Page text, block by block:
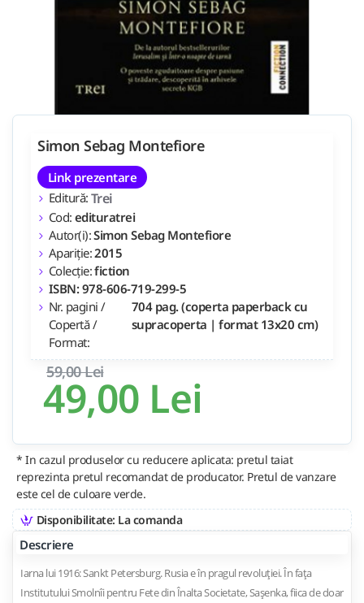
49,00 Lei
59,00 Lei
Simon Sebag Montefiore
Link prezentare
Editură: Trei
Cod: edituratrei
Autor(i):Simon Sebag Montefiore
Apariție:2015
Colecție:fiction
ISBN: 978-606-719-299-5
Nr. pagini /
Copertă /
Format:
704 pag. (coperta paperback cu
supracoperta | format 13x20 cm)
* In cazul produselor cu reducere aplicata: pretul taiat
reprezinta pretul recomandat de producator. Pretul de vanzare
este cel de culoare verde.
Disponibilitate: La comanda
Descriere
Iarna lui 1916: Sankt Petersburg. Rusia e în pragul revoluţiei. În faţa
Institutului Smolnîi pentru Fete din Înalta Societate, Saşenka, fiica de doar